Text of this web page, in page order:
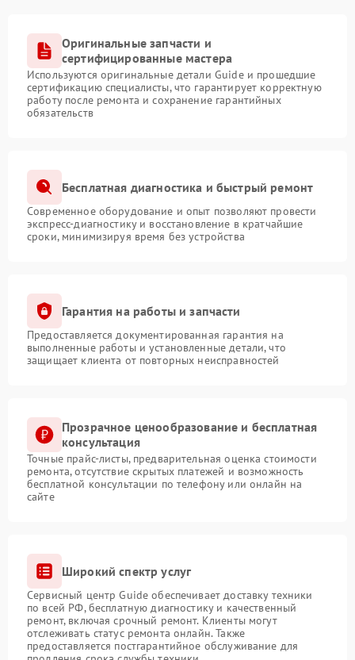
Оригинальные запчасти и
сертифицированные мастера
Используются оригинальные детали Guide и прошедшие
сертификацию специалисты, что гарантирует корректную
работу после ремонта и сохранение гарантийных
обязательств
Бесплатная диагностика и быстрый ремонт
Современное оборудование и опыт позволяют провести
экспресс-диагностику и восстановление в кратчайшие
сроки, минимизируя время без устройства
Гарантия на работы и запчасти
Предоставляется документированная гарантия на
выполненные работы и установленные детали, что
защищает клиента от повторных неисправностей
Прозрачное ценообразование и бесплатная
консультация
Точные прайс-листы, предварительная оценка стоимости
ремонта, отсутствие скрытых платежей и возможность
бесплатной консультации по телефону или онлайн на
сайте
Широкий спектр услуг
Сервисный центр Guide обеспечивает доставку техники
по всей РФ, бесплатную диагностику и качественный
ремонт, включая срочный ремонт. Клиенты могут
отслеживать статус ремонта онлайн. Также
предоставляется постгарантийное обслуживание для